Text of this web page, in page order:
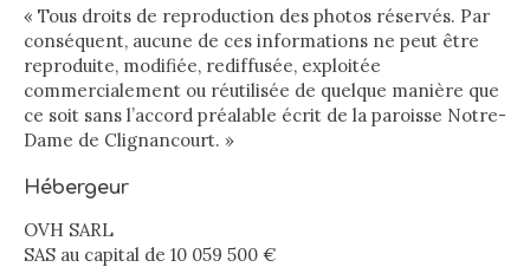
« Tous droits de reproduction des photos réservés. Par
conséquent, aucune de ces informations ne peut être
reproduite, modifiée, rediffusée, exploitée
commercialement ou réutilisée de quelque manière que
ce soit sans l’accord préalable écrit de la paroisse Notre-
Dame de Clignancourt. »
Hébergeur
OVH SARL
SAS au capital de 10 059 500 €